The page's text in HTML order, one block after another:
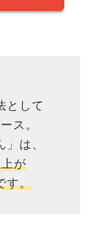
として
ス。
は、
が
す。